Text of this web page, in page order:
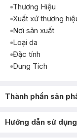
Thương Hiệu
Xuất xứ thương
Nơi sản xuất
Loại da
Đặc tính
Dung Tích
Thành phần sản
Hướng dẫn sử dụng